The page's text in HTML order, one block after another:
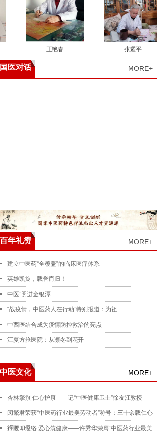
王艳春 张耀平
国医对话 MORE+
百年礼赞 MORE+
建立中医药“全覆盖”的临床医疗体系
英雄凯旋，载誉而归！
中医”照进金银潭
“战疫情，中医药人在行动”特别报道：为祖
中西医结合成为疫情防控救治的亮点
江夏方舱医院：从凛冬到花开
中医文化 MORE+
杏林擎旗 仁心护康——记“中医健康卫士”徐友江教授
闵繁君荣获“中医药行业最美劳动者”称号：三十余载仁心
行医，用
声波叩经络 爱心筑健康——许秀华荣膺“中医药行业最美